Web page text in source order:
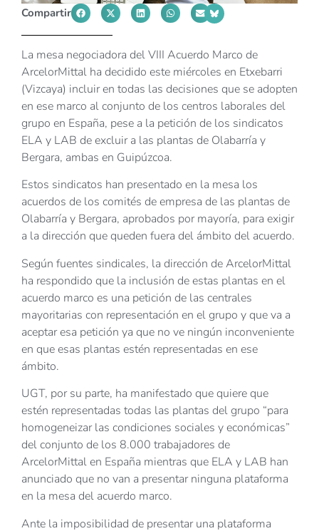
Compartir
La mesa negociadora del VIII Acuerdo Marco de
ArcelorMittal ha decidido este miércoles en Etxebarri
(Vizcaya) incluir en todas las decisiones que se adopten
en ese marco al conjunto de los centros laborales del
grupo en España, pese a la petición de los sindicatos
ELA y LAB de excluir a las plantas de Olabarría y
Bergara, ambas en Guipúzcoa.
Estos sindicatos han presentado en la mesa los
acuerdos de los comités de empresa de las plantas de
Olabarría y Bergara, aprobados por mayoría, para exigir
a la dirección que queden fuera del ámbito del acuerdo.
Según fuentes sindicales, la dirección de ArcelorMittal
ha respondido que la inclusión de estas plantas en el
acuerdo marco es una petición de las centrales
mayoritarias con representación en el grupo y que va a
aceptar esa petición ya que no ve ningún inconveniente
en que esas plantas estén representadas en ese
ámbito.
UGT, por su parte, ha manifestado que quiere que
estén representadas todas las plantas del grupo “para
homogeneizar las condiciones sociales y económicas”
del conjunto de los 8.000 trabajadores de
ArcelorMittal en España mientras que ELA y LAB han
anunciado que no van a presentar ninguna plataforma
en la mesa del acuerdo marco.
Ante la imposibilidad de presentar una plataforma